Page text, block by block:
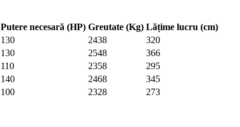
Putere necesară (HP) Greutate (Kg) Lățime lucru (cm)
130 2438
320
130 2548
366
110 2358
295
140 2468
345
100 2328 273